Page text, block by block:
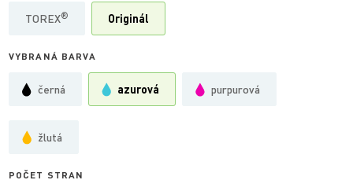
TOREX® Originál
VYBRANÁ BARVA
černá azurová purpurová
žlutá
POČET STRAN